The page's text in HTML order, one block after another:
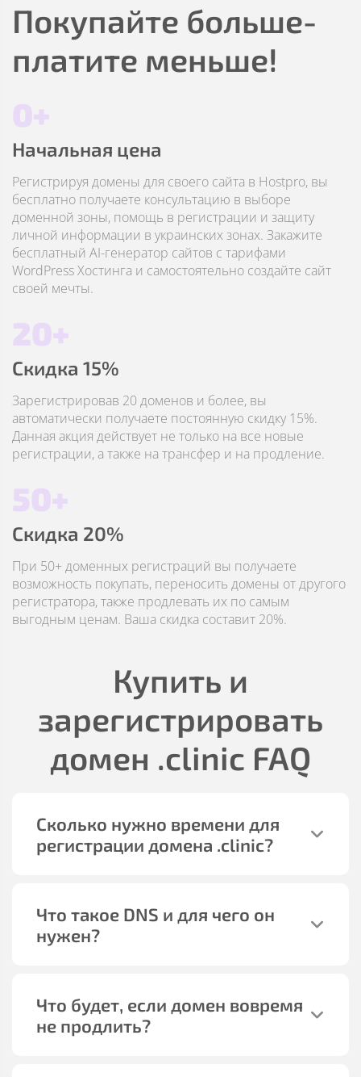
Покупайте больше-
платите меньше!
0+
Начальная цена
Регистрируя домены для своего сайта в Hostpro, вы
бесплатно получаете консультацию в выборе
доменной зоны, помощь в регистрации и защиту
личной информации в украинских зонах. Закажите
бесплатный AI-генератор сайтов с тарифами
WordPress Хостинга и самостоятельно создайте сайт
своей мечты.
20+
Скидка 15%
Зарегистрировав 20 доменов и более, вы
автоматически получаете постоянную скидку 15%.
Данная акция действует не только на все новые
регистрации, а также на трансфер и на продление.
50+
Скидка 20%
При 50+ доменных регистраций вы получаете
возможность покупать, переносить домены от другого
регистратора, также продлевать их по самым
выгодным ценам. Ваша скидка составит 20%.
Купить и
зарегистрировать
домен .clinic FAQ
Сколько нужно времени для
регистрации домена .clinic?
Что такое DNS и для чего он
нужен?
Что будет, если домен вовремя
не продлить?